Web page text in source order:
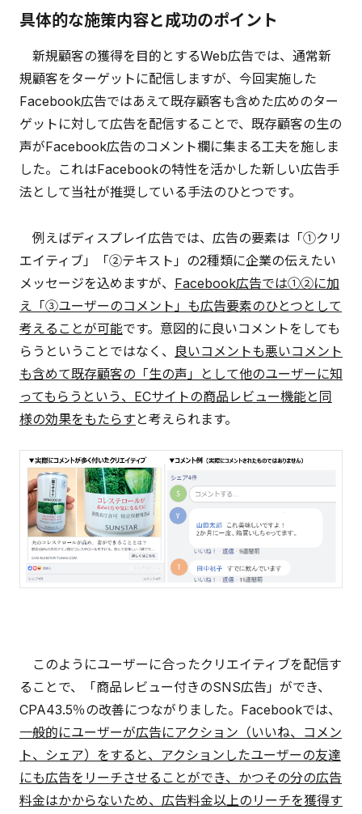
具体的な施策内容と成功のポイント
新規顧客の獲得を目的とするWeb広告では、通常新
規顧客をターゲットに配信しますが、今回実施した
Facebook広告ではあえて既存顧客も含めた広めのター
ゲットに対して広告を配信することで、既存顧客の生の
声がFacebook広告のコメント欄に集まる工夫を施しま
した。これはFacebookの特性を活かした新しい広告手
法として当社が推奨している手法のひとつです。
例えばディスプレイ広告では、広告の要素は「①クリ
エイティブ」「②テキスト」の2種類に企業の伝えたい
メッセージを込めますが、 Facebook広告では①②に加
え「③ユーザーのコメント」も広告要素のひとつとして
考えることが可能です。意図的に良いコメントをしても
らうということではなく、 良いコメントも悪いコメント
も含めて既存顧客の「生の声」として他のユーザーに知
ってもらうという、ECサイトの商品レビュー機能と同
様の効果をもたらす と考えられます。
このようにユーザーに合ったクリエイティブを配信す
ることで、「商品レビュー付きのSNS広告」ができ、
CPA43.5％の改善につながりました。Facebookでは、
一般的にユーザーが広告にアクション（いいね、コメン
ト、シェア）をすると、アクションしたユーザーの友達
にも広告をリーチさせることができ、かつその分の広告
料金はかからないため、広告料金以上のリーチを獲得す